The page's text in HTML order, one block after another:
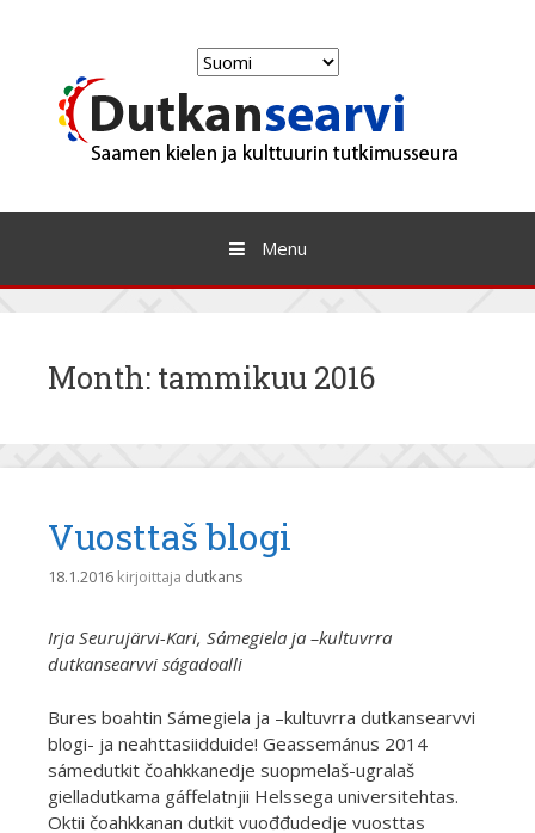
Valitse
Menu
Month: tammikuu 2016
Vuosttaš blogi
18.1.2016 kirjoittaja dutkans
Irja Seurujärvi-Kari, Sámegiela ja –kultuvrra
dutkansearvvi ságadoalli
Bures boahtin Sámegiela ja –kultuvrra dutkansearvvi
blogi- ja neahttasiidduide! Geassemánus 2014
sámedutkit čoahkkanedje suopmelaš-ugralaš
gielladutkama gáffelatnjii Helssega universitehtas.
Oktii čoahkkanan dutkit vuođđudedje vuosttas